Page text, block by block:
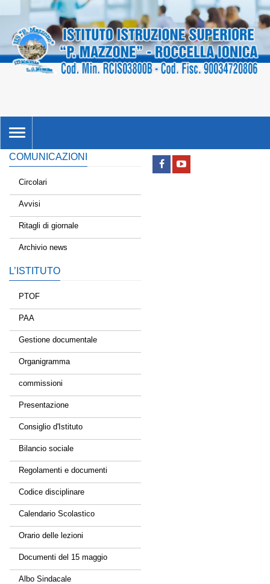
TOGGLE
NAVIGATION
COMUNICAZIONI
Circolari
Avvisi
Ritagli di giornale
Archivio news
L’ISTITUTO
PTOF
PAA
Gestione documentale
Organigramma
commissioni
Presentazione
Consiglio d'Istituto
Bilancio sociale
Regolamenti e documenti
Codice disciplinare
Calendario Scolastico
Orario delle lezioni
Documenti del 15 maggio
Albo Sindacale